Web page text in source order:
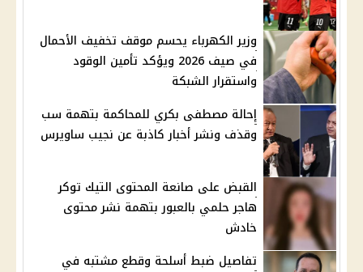
وزير الكهرباء يحسم موقف تخفيف الأحمال
في صيف 2026 ويؤكد تأمين الوقود
واستقرار الشبكة
إحالة مصطفى بكري للمحاكمة بتهمة سب
وقذف ونشر أخبار كاذبة عن نجيب ساويرس
القبض على صانعة المحتوى التيك توكر
هاجر حلمي بالعبور بتهمة نشر محتوى
خادش
تفاصيل ضبط أسلحة وقطع مشتبه في